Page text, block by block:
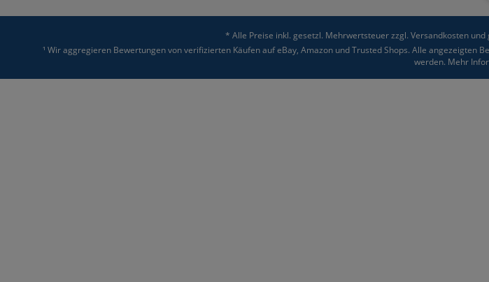
* Alle Preise inkl. gesetzl. Mehrwertsteuer zzgl. Versandkostenund
¹ Wir aggregieren Bewertungen von verifizierten Käufen auf eBay, Amazon und Trusted Shops. Alle
werden. Mehr